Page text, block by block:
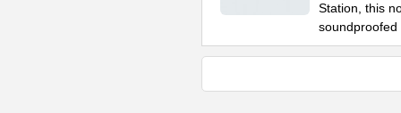
Station, this
soundproofed